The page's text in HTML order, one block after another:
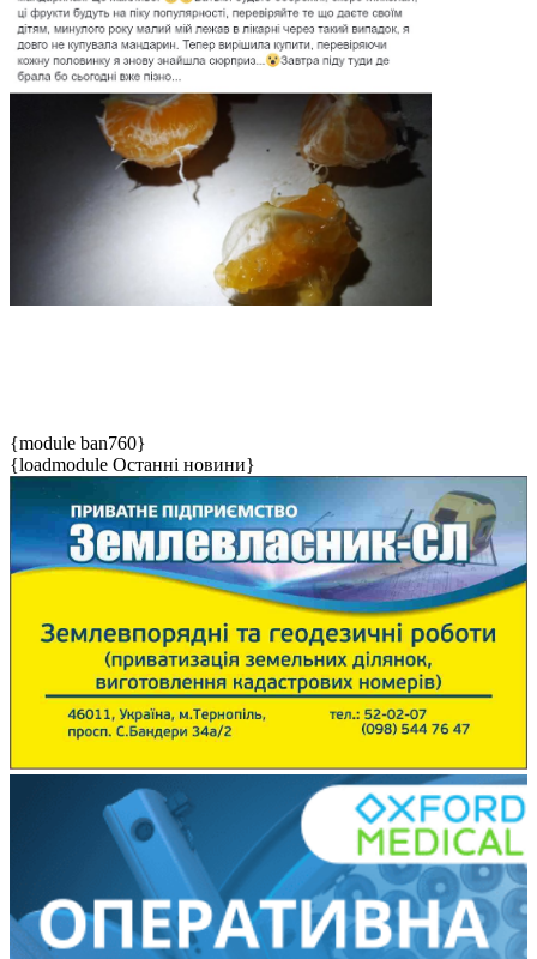
{module ban760}
{loadmodule Останні новини}